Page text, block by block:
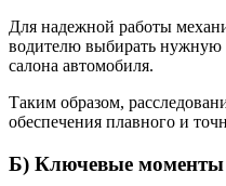
Для надежной работы
водителю выбирать нужную
салона автомобиля.
Таким образом,
обеспечения плавного и
Б) Ключевые моменты